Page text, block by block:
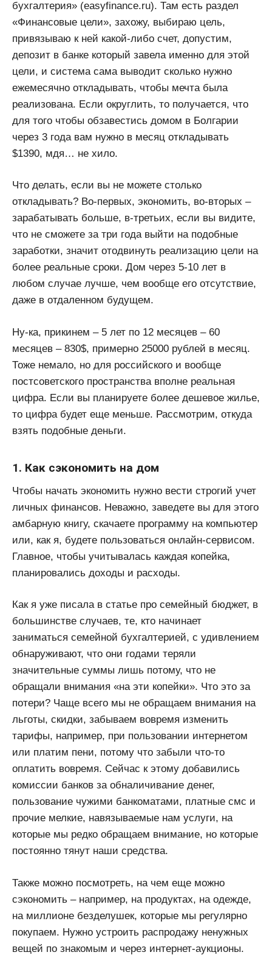
бухгалтерия» (easyfinance.ru). Там есть раздел
«Финансовые цели», захожу, выбираю цель,
привязываю к ней какой-либо счет, допустим,
депозит в банке который завела именно для этой
цели, и система сама выводит сколько нужно
ежемесячно откладывать, чтобы мечта была
реализована. Если округлить, то получается, что
для того чтобы обзавестись домом в Болгарии
через 3 года вам нужно в месяц откладывать
$1390, мдя… не хило.
Что делать, если вы не можете столько
откладывать? Во-первых, экономить, во-вторых –
зарабатывать больше, в-третьих, если вы видите,
что не сможете за три года выйти на подобные
заработки, значит отодвинуть реализацию цели на
более реальные сроки. Дом через 5-10 лет в
любом случае лучше, чем вообще его отсутствие,
даже в отдаленном будущем.
Ну-ка, прикинем – 5 лет по 12 месяцев – 60
месяцев – 830$, примерно 25000 рублей в месяц.
Тоже немало, но для российского и вообще
постсоветского пространства вполне реальная
цифра. Если вы планируете более дешевое жилье,
то цифра будет еще меньше. Рассмотрим, откуда
взять подобные деньги.
1. Как сэкономить на дом
Чтобы начать экономить нужно вести строгий учет
личных финансов. Неважно, заведете вы для этого
амбарную книгу, скачаете программу на компьютер
или, как я, будете пользоваться онлайн-сервисом.
Главное, чтобы учитывалась каждая копейка,
планировались доходы и расходы.
Как я уже писала в статье про семейный бюджет, в
большинстве случаев, те, кто начинает
заниматься семейной бухгалтерией, с удивлением
обнаруживают, что они годами теряли
значительные суммы лишь потому, что не
обращали внимания «на эти копейки». Что это за
потери? Чаще всего мы не обращаем внимания на
льготы, скидки, забываем вовремя изменить
тарифы, например, при пользовании интернетом
или платим пени, потому что забыли что-то
оплатить вовремя. Сейчас к этому добавились
комиссии банков за обналичивание денег,
пользование чужими банкоматами, платные смс и
прочие мелкие, навязываемые нам услуги, на
которые мы редко обращаем внимание, но которые
постоянно тянут наши средства.
Также можно посмотреть, на чем еще можно
сэкономить – например, на продуктах, на одежде,
на миллионе безделушек, которые мы регулярно
покупаем. Нужно устроить распродажу ненужных
вещей по знакомым и через интернет-аукционы.